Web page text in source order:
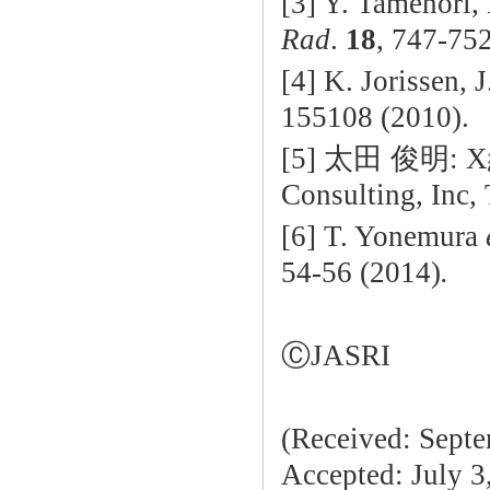
Rad. 18, 747-
[4] K. Jorissen,
155108 (2010).
[5] 太田 俊明:
Consulting, Inc,
[6] T. Yonemura
54-56 (2014).
ⒸJASRI
(Received:
Accepted: July